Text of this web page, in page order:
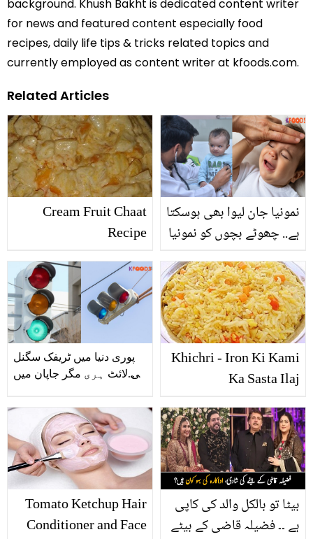
background. Khush Bakht is dedicated content writer
for news and featured content especially food
recipes, daily life tips & tricks related topics and
currently employed as content writer at kfoods.com.
Related Articles
Cream Fruit Chaat
Recipe
نمونیا جان لیوا بھی ہوسکتا
ہے.. چھوٹے بچوں کو نمونیا
معلومات
پوری دنیا میں ٹریفک سگنل
کی لائٹ ہری مگر جاپان میں
دلچسپ معلومات
Khichri - Iron Ki Kami
Ka Sasta Ilaj
Tomato Ketchup Hair
Conditioner and Face
بیٹا تو بالکل والد کی کاپی
ہے ۔۔ فضیلہ قاضی کے بیٹے